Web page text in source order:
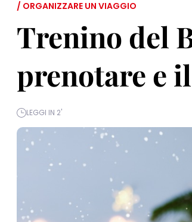
/ ORGANIZZARE UN VIAGGIO
Trenino del
prenotare e
LEGGI IN 2'